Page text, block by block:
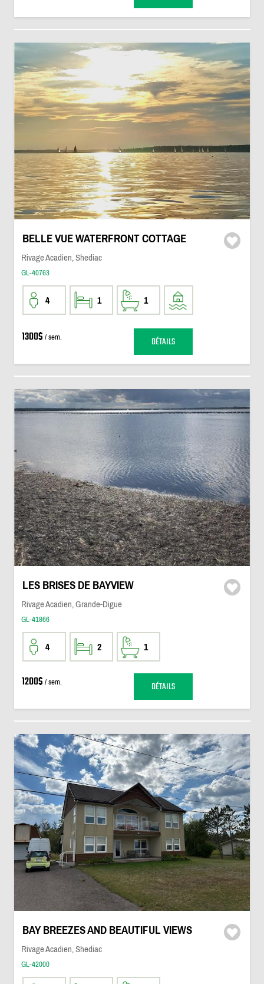
BELLE VUE WATERFRONT COTTAGE
Rivage Acadien, Shediac
GL-40763
4 1 1
1300$ / sem. DÉTAILS
LES BRISES DE BAYVIEW
Rivage Acadien, Grande-Digue
GL-41866
4 2 1
1200$ / sem. DÉTAILS
BAY BREEZES AND BEAUTIFUL VIEWS
Rivage Acadien, Shediac
GL-42000